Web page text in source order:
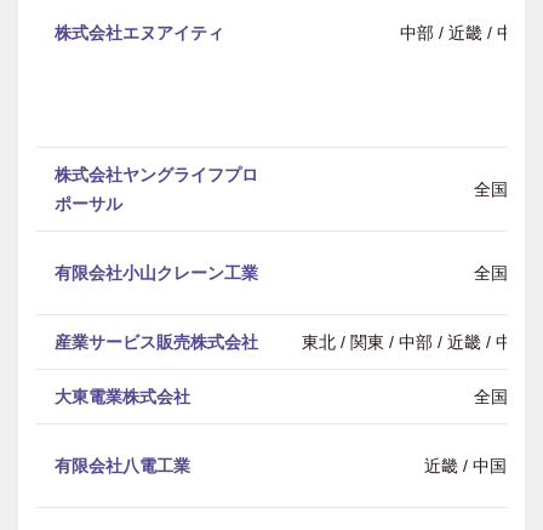
株式会社エヌアイティ 中部 / 近畿 / 中国
株式会社ヤングライフプロ
ポーサル
全国
有限会社小山クレーン工業 全国
産業サービス販売株式会社 東北 / 関東 / 中部 / 近畿 / 中国
大東電業株式会社 全国
有限会社八電工業 近畿 / 中国・